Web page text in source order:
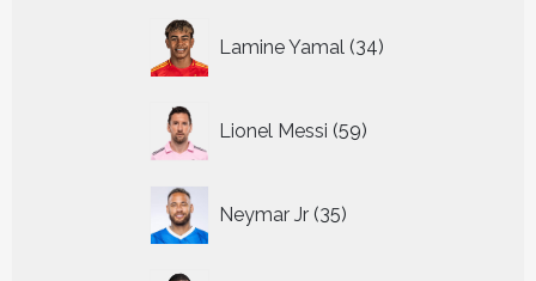
Lamine Yamal 34
producten
Lionel Messi 59
producten
Neymar Jr 35
producten